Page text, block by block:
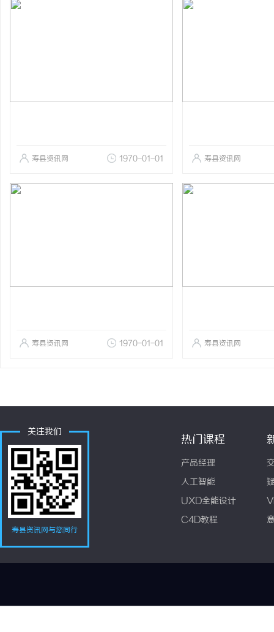
寿县资讯网 1970-01-01 寿县资讯网
寿县资讯网 1970-01-01 寿县资讯网
关注我们
寿县资讯网与您同行
热门课程
产品经理
人工智能
UXD全能设计
C4D教程